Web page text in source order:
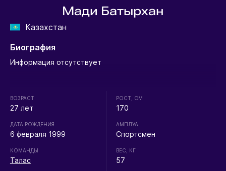
Мади Батырхан
Казахстан
Биография
Информация отсутствует
ВОЗРАСТ
27 лет
ДАТА РОЖДЕНИЯ
6 февраля 1999
КОМАНДЫ
Талас
РОСТ, СМ
170
АМПЛУА
Спортсмен
ВЕС, КГ
57